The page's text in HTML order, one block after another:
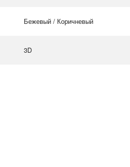
Бежевый / Коричневый
3D